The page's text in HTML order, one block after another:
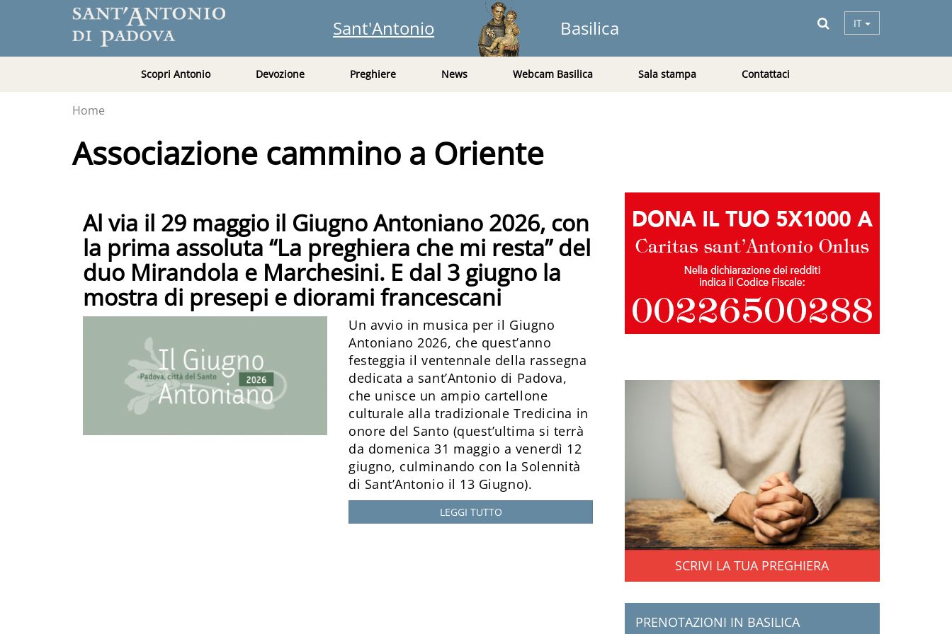
Sant'Antonio Basilica IT
Scopri Antonio Devozione Preghiere News Webcam Basilica Sala stampa Contattaci
Home
Associazione cammino a Oriente
Al via il 29 maggio il Giugno Antoniano 2026, con
la prima assoluta “La preghiera che mi resta” del
duo Mirandola e Marchesini. E dal 3 giugno la
mostra di presepi e diorami francescani
Un avvio in musica per il Giugno
Antoniano 2026, che quest’anno
festeggia il ventennale della rassegna
dedicata a sant’Antonio di Padova,
che unisce un ampio cartellone
culturale alla tradizionale Tredicina in
onore del Santo (quest’ultima si terrà
da domenica 31 maggio a venerdì 12
giugno, culminando con la Solennità
di Sant’Antonio il 13 Giugno).
LEGGI TUTTO
SCRIVI LA TUA PREGHIERA
PRENOTAZIONI IN BASILICA